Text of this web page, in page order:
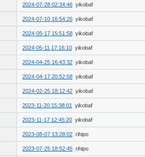
2024-07-28 02:34:46 yikobaf
2024-07-10 16:54:26 yikobaf
2024-05-17 15:51:58 yikobaf
2024-05-11 17:16:10 yikobaf
2024-04-25 16:43:32 yikobaf
2024-04-17 20:52:58 yikobaf
2024-02-25 18:12:42 yikobaf
2023-11-20 15:38:01 yikobaf
2023-11-17 12:45:20 yikobaf
2023-08-07 13:28:02 rihipo
2023-07-25 18:52:45 rihipo